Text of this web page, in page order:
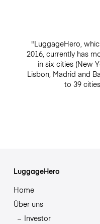
"LuggageHero,
2016, currently has
in six cities (New
Lisbon, Madrid and
to 39
LuggageHero
Home
Über uns
Investor